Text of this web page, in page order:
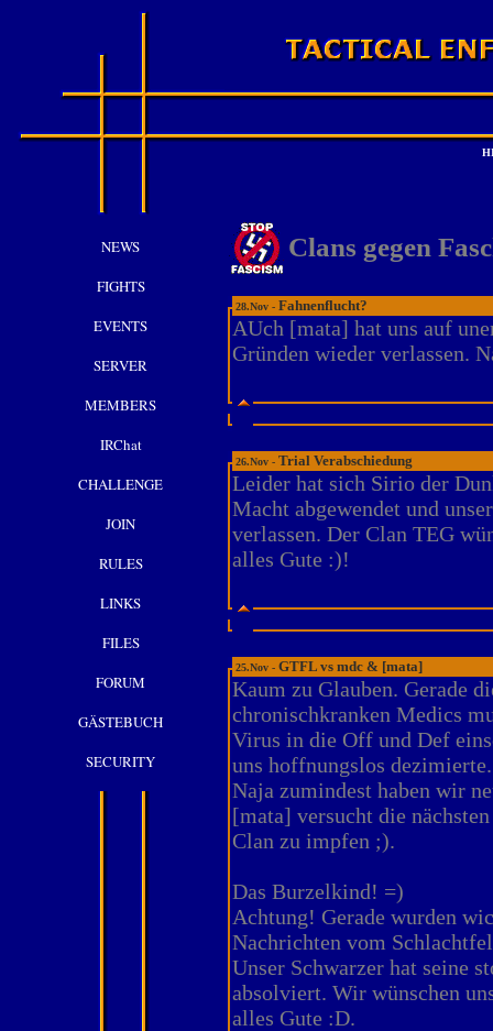
NEWS
FIGHTS
EVENTS
SERVER
MEMBERS
IRChat
CHALLENGE
JOIN
RULES
LINKS
FILES
FORUM
GÄSTEBUCH
SECURITY
Clans gegen
28.Nov - Fahnenflucht?
AUch [mata] hat uns auf
Gründen wieder verlassen.
26.Nov - Trial Verabschiedung
Leider hat sich Sirio der
Macht abgewendet und
verlassen. Der Clan TEG
alles Gute :)!
25.Nov - GTFL vs mdc & [mata]
Kaum zu Glauben. Gerade
chronischkranken Medics
Virus in die Off und Def
uns hoffnungslos dezimierte.
Naja zumindest haben wir
[mata] versucht die
Clan zu impfen ;).
Das Burzelkind! =)
Achtung! Gerade wurden
Nachrichten vom
Unser Schwarzer hat seine
absolviert. Wir wünschen
alles Gute :D.